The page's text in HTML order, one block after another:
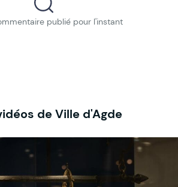
publié pour l'instant
de Ville d'Agde